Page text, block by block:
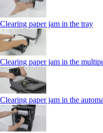
Clearing paper jam in the tray
Clearing paper jam in the
Clearing paper jam in the